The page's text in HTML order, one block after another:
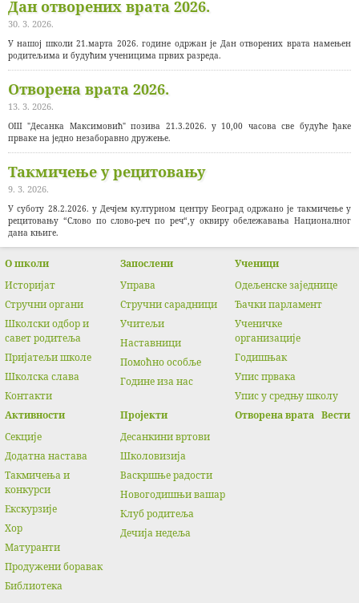
Дан отворених врата 2026.
30. 3. 2026.
У нашој школи 21.марта 2026. године одржан је Дан отворених врата намењен
родитељима и будућим ученицима првих разреда.
Отворена врата 2026.
13. 3. 2026.
ОШ "Десанка Максимовић" позива 21.3.2026. у 10,00 часова све будуће ђаке
прваке на једно незаборавно дружење.
Такмичење у рецитовању
9. 3. 2026.
У суботу 28.2.2026. у Дечјем културном центру Београд одржано је такмичење у
рецитовању “Слово по слово-реч по реч“,у оквиру обележавања Националног
дана књиге.
О школи
Историјат
Стручни органи
Школски одбор и
савет родитеља
Пријатељи школе
Школска слава
Контакти
Запослени
Управа
Стручни сарадници
Учитељи
Наставници
Помоћно особље
Године иза нас
Ученици
Одељенске заједнице
Ђачки парламент
Ученичке
организације
Годишњак
Упис првака
Упис у средњу школу
Активности
Секције
Додатна настава
Такмичења и
конкурси
Екскурзије
Хор
Матуранти
Продужени боравак
Библиотека
Прojeкти
Десанкини вртови
Школовизија
Васкршње радости
Новогодишњи вашар
Клуб родитеља
Дечија недеља
Отворена врата Вести